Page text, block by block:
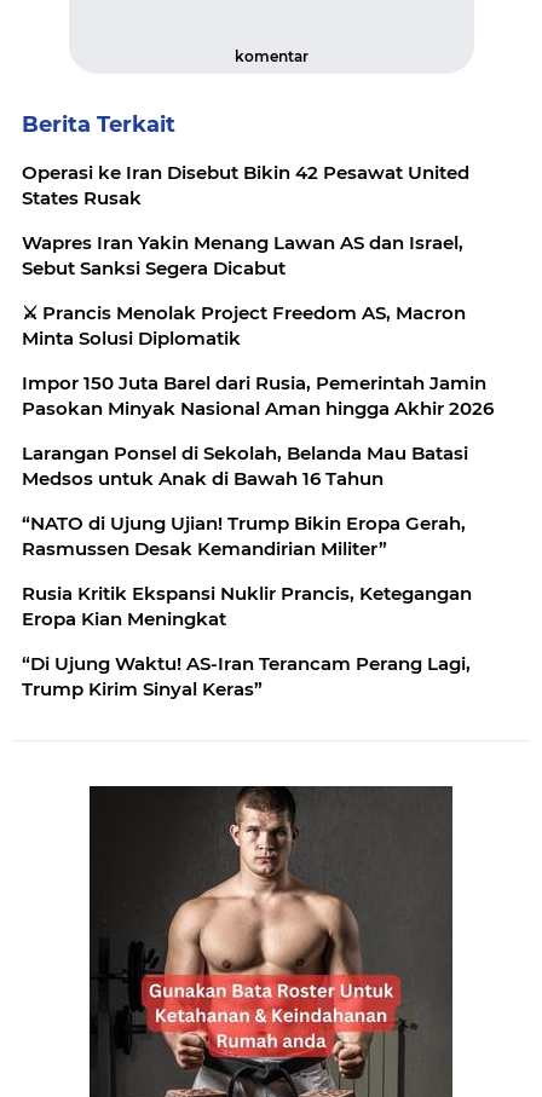
komentar
Berita Terkait
Operasi ke Iran Disebut Bikin 42 Pesawat United
States Rusak
Wapres Iran Yakin Menang Lawan AS dan Israel,
Sebut Sanksi Segera Dicabut
⚔️ Prancis Menolak Project Freedom AS, Macron
Minta Solusi Diplomatik
Impor 150 Juta Barel dari Rusia, Pemerintah Jamin
Pasokan Minyak Nasional Aman hingga Akhir 2026
Larangan Ponsel di Sekolah, Belanda Mau Batasi
Medsos untuk Anak di Bawah 16 Tahun
“NATO di Ujung Ujian! Trump Bikin Eropa Gerah,
Rasmussen Desak Kemandirian Militer”
Rusia Kritik Ekspansi Nuklir Prancis, Ketegangan
Eropa Kian Meningkat
“Di Ujung Waktu! AS-Iran Terancam Perang Lagi,
Trump Kirim Sinyal Keras”